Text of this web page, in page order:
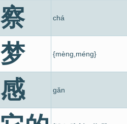
察 chá
梦 {mèng,méng}
感 gǎn